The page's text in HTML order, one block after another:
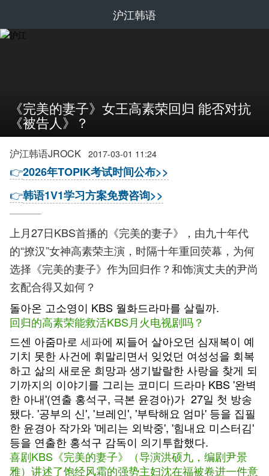
沪江韩语
《完美的妻子》女王高素荣回归 能否对抗
《被告人》？
沪江韩语JROCK 2017-03-01 11:24
👉2026年TOPIK考试时间公布>>
👉韩语1V1学习方案免费咨询>>
上月27日KBS首播的《完美的妻子》，由九十年代
的“撩汉”女神高素荣主演，时隔十年重回荧幕，为何
选择《完美的妻子》作为回归作？和饰演丈夫的尹尚
玄配合得又如何？
돌아온 고소영이 KBS 월화드라마를 살릴까.
回归的高素荣能救活KBS月火电视剧吗？
드센 아줌마로 세파에 찌들어 살아오던 심재복이 예
기치 못한 사건에 휘말리면서 잊었던 여성성을 회복
하고 삶의 새로운 희망과 생기발랄한 사랑을 찾게 되
기까지의 이야기를 그리는 코미디 드라마 KBS '완벽
한 아내'(연출 홍석구, 극본 윤경아)가 27일 첫 방송
됐다. '공부의 신', '브레인', '부탁해요 엄마' 등을 집필
한 윤경아 작가와 '메리는 외박중', '힘내요 미스터김'
등을 연출한 홍석구 감독이 의기투합했다.
喜剧KBS《完美的妻子》（导演洪硕九，编剧尹景
雅）讲述了饱经风霜的强势主妇沈在福被卷进一件意